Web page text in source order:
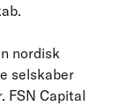
nordisk
selskaber
FSN Capital